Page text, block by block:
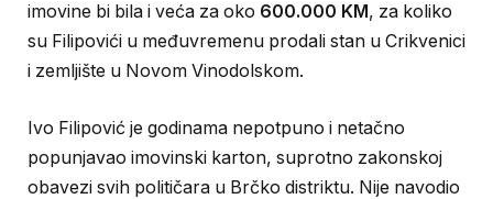
imovine bi bila i veća za oko 600.000 KM, za koliko
su Filipovići u međuvremenu prodali stan u Crikvenici
i zemljište u Novom Vinodolskom.
Ivo Filipović je godinama nepotpuno i netačno
popunjavao imovinski karton, suprotno zakonskoj
obavezi svih političara u Brčko distriktu. Nije navodio